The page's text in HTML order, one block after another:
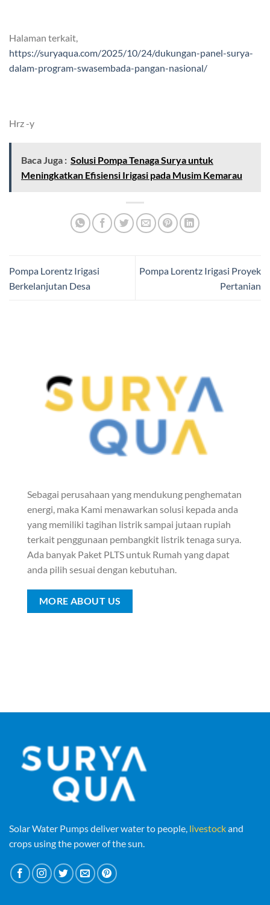
Halaman terkait,
https://suryaqua.com/2025/10/24/dukungan-panel-surya-
dalam-program-swasembada-pangan-nasional/
Hrz -y
Baca Juga : Solusi Pompa Tenaga Surya untuk
Meningkatkan Efisiensi Irigasi pada Musim Kemarau
Pompa Lorentz Irigasi
Berkelanjutan Desa
Pompa Lorentz Irigasi Proyek
Pertanian
Sebagai perusahaan yang mendukung penghematan
energi, maka Kami menawarkan solusi kepada anda
yang memiliki tagihan listrik sampai jutaan rupiah
terkait penggunaan pembangkit listrik tenaga surya.
Ada banyak Paket PLTS untuk Rumah yang dapat
anda pilih sesuai dengan kebutuhan.
MORE ABOUT US
Solar Water Pumps deliver water to people, livestockand
crops using the power of the sun.